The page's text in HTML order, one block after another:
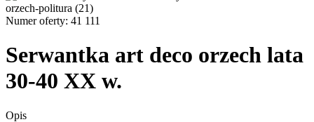
Numer oferty: 41 111
Serwantka art deco orzech lata
30-40 XX w.
Opis